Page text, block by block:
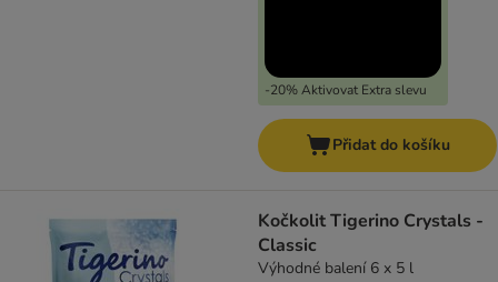
-20% Aktivovat Extra slevu
Přidat do košíku
Kočkolit Tigerino Crystals -
Classic
Výhodné balení 6 x 5 l